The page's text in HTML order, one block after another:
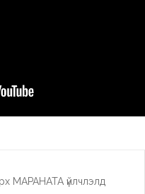
МАРАНАТА үйлчлэлд